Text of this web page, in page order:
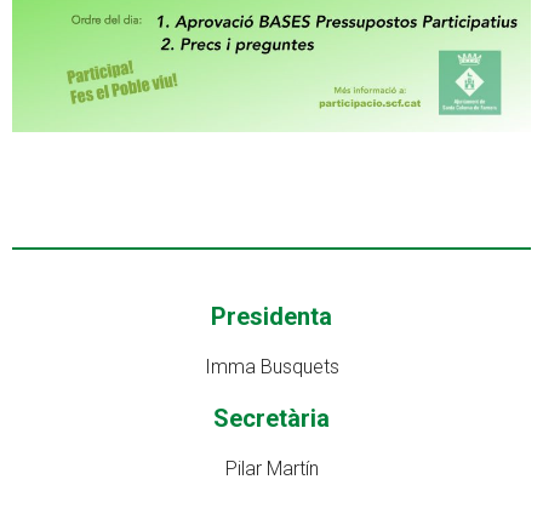
Presidenta
Imma Busquets
Secretària
Pilar Martín